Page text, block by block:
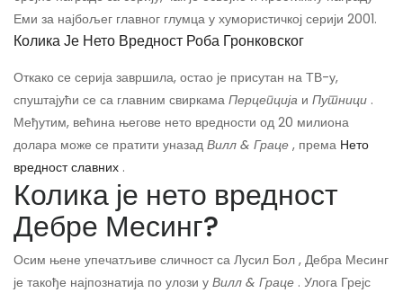
Еми за најбољег главног глумца у хумористичкој серији 2001.
Колика Је Нето Вредност Роба Гронковског
Откако се серија завршила, остао је присутан на ТВ-у,
спуштајући се са главним свиркама Перцепција и Путници .
Међутим, већина његове нето вредности од 20 милиона
долара може се пратити уназад Вилл & Граце , према Нето
вредност славних .
Колика је нето вредност
Дебре Месинг?
Осим њене упечатљиве сличност са Лусил Бол , Дебра Месинг
је такође најпознатија по улози у Вилл & Граце . Улога Грејс